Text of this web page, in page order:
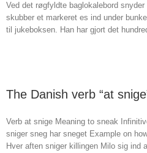
Ved det røgfyldte baglokalebord
skubber et markeret es ind under
til jukeboksen. Han har gjort det
The Danish verb “at
Verb at snige Meaning to sneak
sniger sneg har sneget Example on
Hver aften sniger killingen Milo sig ind